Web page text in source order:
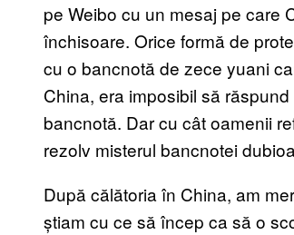
pe Weibo cu un mesaj pe care
închisoare. Orice formă de
cu o bancnotă de zece yuani
China, era imposibil să
bancnotă. Dar cu cât oamenii
rezolv misterul bancnotei
După călătoria în China, am
știam cu ce să încep ca să o